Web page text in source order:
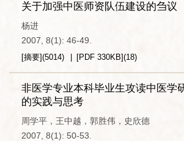
关于加强中医师资队伍建设的刍议
杨进
2007, 8(1): 46-49.
[摘要](5014) [PDF 330KB](18)
非医学专业本科毕业生攻读中医学
的实践与思考
周学平，王中越，郭胜伟，史欣德
2007, 8(1): 50-53.